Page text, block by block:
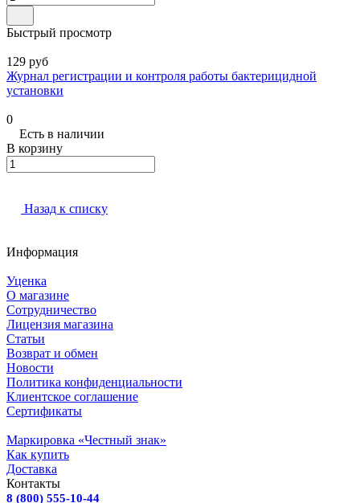
Быстрый просмотр
129 руб
Журнал регистрации и контроля работы бактерицидной
установки
0
Есть в наличии
В корзину
Назад к списку
Информация
Уценка
О магазине
Сотрудничество
Лицензия магазина
Статьи
Возврат и обмен
Новости
Политика конфиденциальности
Клиентское соглашение
Сертификаты
Маркировка «Честный знак»
Как купить
Доставка
Контакты
8 (800) 555-10-44